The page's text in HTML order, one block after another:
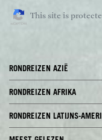
This site is
RONDREIZEN AZIË
RONDREIZEN AFRIKA
RONDREIZEN LATIJNS-